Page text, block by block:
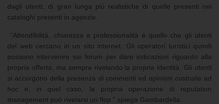
dagli utenti, di gran lunga più realistiche di quelle presenti nei
cataloghi presenti in agenzie.
“Attendibilità, chiarezza e professionalità è quello che gli utenti
del web cercano in un sito internet. Gli operatori turistici quindi
possono intervenire sui forum per dare indicazioni riguardo alla
propria offerta, ma sempre rivelando la propria identità. Gli utenti
si accorgono della presenza di commenti ed opinioni costruite ad
hoc e, in quel caso, la propria operazione di reputation
management può rivelarsi un flop ” spiega Gambardella.